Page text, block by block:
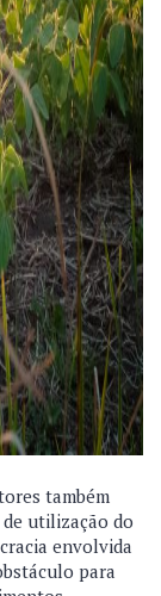
também
utilização do
envolvida
para